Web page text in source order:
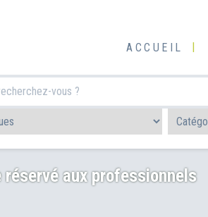
ACCUEIL
réservé aux professionnels